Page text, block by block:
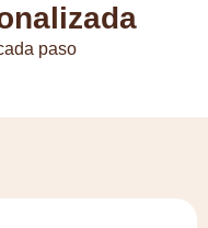
paso